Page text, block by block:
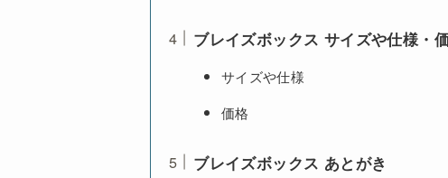
ブレイズボックス サイズや仕様・
サイズや仕様
価格
ブレイズボックス あとがき